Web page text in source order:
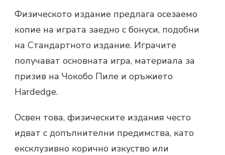
Физическото издание предлага осезаемо
копие на играта заедно с бонуси, подобни
на Стандартното издание. Играчите
получават основната игра, материала за
призив на Чокобо Пиле и оръжието
Hardedge.
Освен това, физическите издания често
идват с допълнителни предимства, като
ексклузивно корично изкуство или